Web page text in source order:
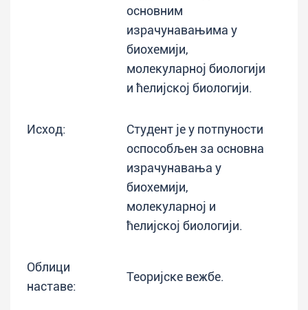
основним
израчунавањима у
биохемији,
молекуларној биологији
и ћелијској биологији.
Исход:
Студент је у потпуности
оспособљен за основна
израчунавања у
биохемији,
молекуларној и
ћелијској биологији.
Облици
наставе:
Теоријске вежбе.